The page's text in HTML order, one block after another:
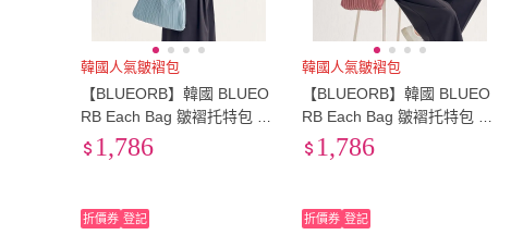
韓國人氣皺褶包
【BLUEORB】韓國 BLUEO
RB Each Bag 皺褶托特包 肩
背包-內附收納袋(薄荷藍)
1,786
折價券 登記
韓國人氣皺褶包
【BLUEORB】韓國 BLUEO
RB Each Bag 皺褶托特包 肩
背包-內附收納袋(復古粉)
1,786
折價券 登記